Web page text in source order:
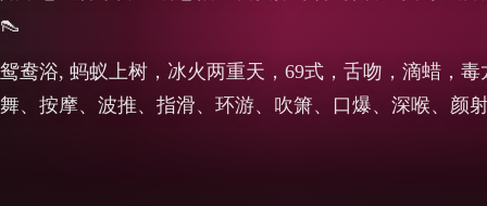
👠
鸳鸯浴, 蚂蚁上树，冰火两重天，69式，舌吻，滴蜡，
舞、按摩、波推、指滑、环游、吹箫、口爆、深喉、颜